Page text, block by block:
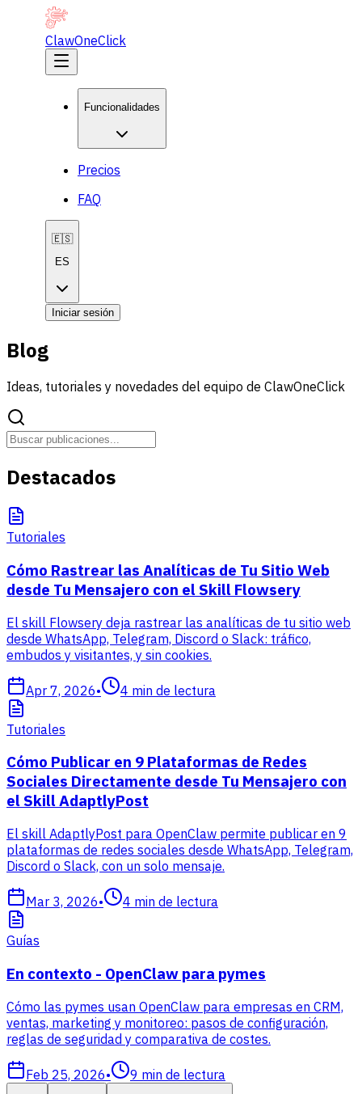
ClawOneClick
Funcionalidades
Precios
FAQ
🇪🇸
ES
Iniciar sesión
Blog
Ideas, tutoriales y novedades del equipo de ClawOneClick
Destacados
Tutoriales
Cómo Rastrear las Analíticas de Tu Sitio Web
desde Tu Mensajero con el Skill Flowsery
El skill Flowsery deja rastrear las analíticas de tu sitio web
desde WhatsApp, Telegram, Discord o Slack: tráfico,
embudos y visitantes, y sin cookies.
Apr 7, 2026• 4 min de lectura
Tutoriales
Cómo Publicar en 9 Plataformas de Redes
Sociales Directamente desde Tu Mensajero con
el Skill AdaptlyPost
El skill AdaptlyPost para OpenClaw permite publicar en 9
plataformas de redes sociales desde WhatsApp, Telegram,
Discord o Slack, con un solo mensaje.
Mar 3, 2026• 4 min de lectura
Guías
En contexto - OpenClaw para pymes
Cómo las pymes usan OpenClaw para empresas en CRM,
ventas, marketing y monitoreo: pasos de configuración,
reglas de seguridad y comparativa de costes.
Feb 25, 2026• 9 min de lectura